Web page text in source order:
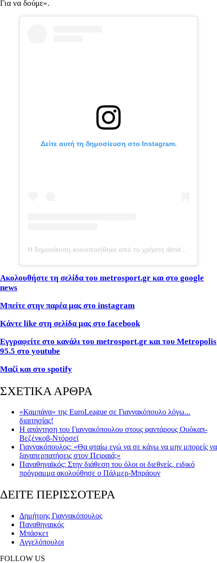
Για να δούμε».
Δείτε αυτή τη δημοσίευση στο Instagram.
Ακολουθήστε τη σελίδα του metrosport.gr και στο google
news
Μπείτε στην παρέα μας στο instagram
Κάντε like στη σελίδα μας στο facebook
Εγγραφείτε στο κανάλι του metrosport.gr και του Metropolis
95.5 στο youtube
Μαζί και στο spotify
ΣΧΕΤΙΚΑ ΑΡΘΡΑ
«Καμπάνα» της EuroLeague σε Γιαννακόπουλο λόγω...
διαιτησίας!
Η απάντηση του Γιαννακόπουλου στους φαντάρους Ουόκαπ-
Βεζένκοβ-Ντόρσεϊ
Γιαννακόπουλος: «Θα φταίω εγώ να σε κάνω να μην μπορείς να
ξαναπερπατήσεις στον Πειραιά;»
Παναθηναϊκός: Στην διάθεση του όλοι οι διεθνείς, ειδικό
πρόγραμμα ακολούθησε ο Πάλμερ-Μπράουν
ΔΕΙΤΕ ΠΕΡΙΣΣΟΤΕΡΑ
Δημήτρης Γιαννακόπουλος
Παναθηναικός
Μπάσκετ
Αγγελόπουλοι
FOLLOW US